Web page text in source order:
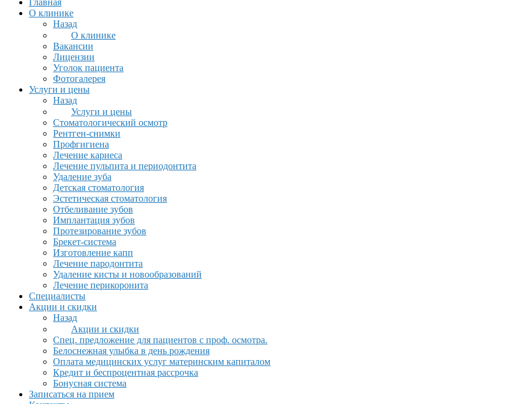
Главная
О клинике
Назад
О клинике
Вакансии
Лицензии
Уголок пациента
Фотогалерея
Услуги и цены
Назад
Услуги и цены
Стоматологический осмотр
Рентген-снимки
Профгигиена
Лечение кариеса
Лечение пульпита и периодонтита
Удаление зуба
Детская стоматология
Эстетическая стоматология
Отбеливание зубов
Имплантация зубов
Протезирование зубов
Брекет-система
Изготовление капп
Лечение пародонтита
Удаление кисты и новообразований
Лечение перикоронита
Специалисты
Акции и скидки
Назад
Акции и скидки
Спец. предложение для пациентов с проф. осмотра.
Белоснежная улыбка в день рождения
Оплата медицинских услуг материнским капиталом
Кредит и беспроцентная рассрочка
Бонусная система
Записаться на прием